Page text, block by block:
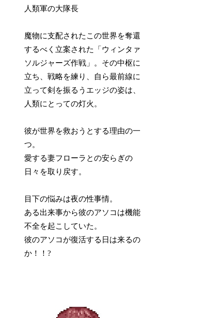
人類軍の大隊長
魔物に支配されたこの世界を奪還
するべく立案された「ウィンタァ
ソルジャーズ作戦」。その中枢に
立ち、戦略を練り、自ら最前線に
立って剣を振るうエッジの姿は、
人類にとっての灯火。
彼が世界を救おうとする理由の一
つ。
愛する妻フローラとの安らぎの
日々を取り戻す。
目下の悩みは夜の性事情。
ある出来事から彼のアソコは機能
不全を起こしていた。
彼のアソコが復活する日は来るの
か！！?